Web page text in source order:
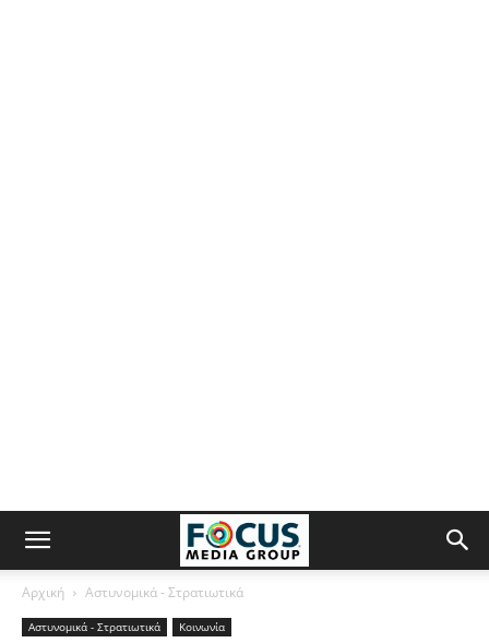
Αρχική Αστυνομικά - Στρατιωτικά
Αστυνομικά - Στρατιωτικά Κοινωνία